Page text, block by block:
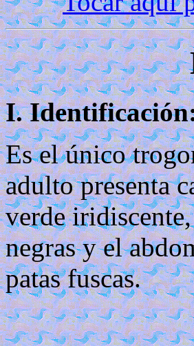
I.
Es el único
adulto presenta
verde
negras y el
patas fuscas.